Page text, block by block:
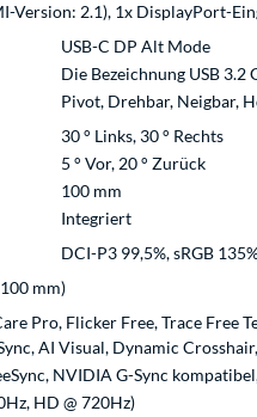
Version: 2.1), 1x DisplayPort-
USB-C DP Alt Mode
Die Bezeichnung USB 3.2
Pivot, Drehbar, Neigbar,
30 ° Links, 30 ° Rechts
5 ° Vor, 20 ° Zurück
100 mm
Integriert
DCI-P3 99,5%, sRGB
mm)
Pro, Flicker Free, Trace
AI Visual, Dynamic
NVIDIA G-Sync
HD @ 720Hz)